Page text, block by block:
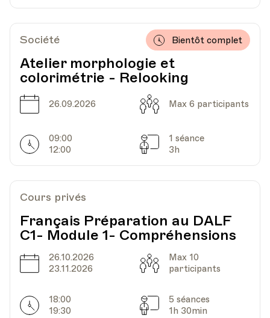
Lieu1005, Lausanne
Av. de Cour 33
Heure
18.00
Lieu1005, Lausanne
Av. de Cour 33
Date23.04.2024
Lieu
HEP - Haute Ecole Pédagogique - Salle 723
1005, Lausanne
Av. de Cour 33
Date
30.04.2024 Heure
18.00
Société
Atelier morphologie et
colorimétrie - Relooking
Bientôt complet
Date
26.09.2026 Capacité
Max 6 participants
Horarires
09:00
12:00
Séances
1 séance
3h
Cours privés
Français Préparation au DALF
C1- Module 1- Compréhensions
Date
26.10.2026
23.11.2026
Capacité
Max 10
participants
Horarires
18:00
19:30
Séances
5 séances
1h 30min